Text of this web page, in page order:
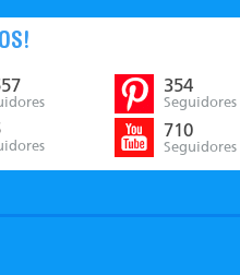
354
Seguidores
710
Seguidores